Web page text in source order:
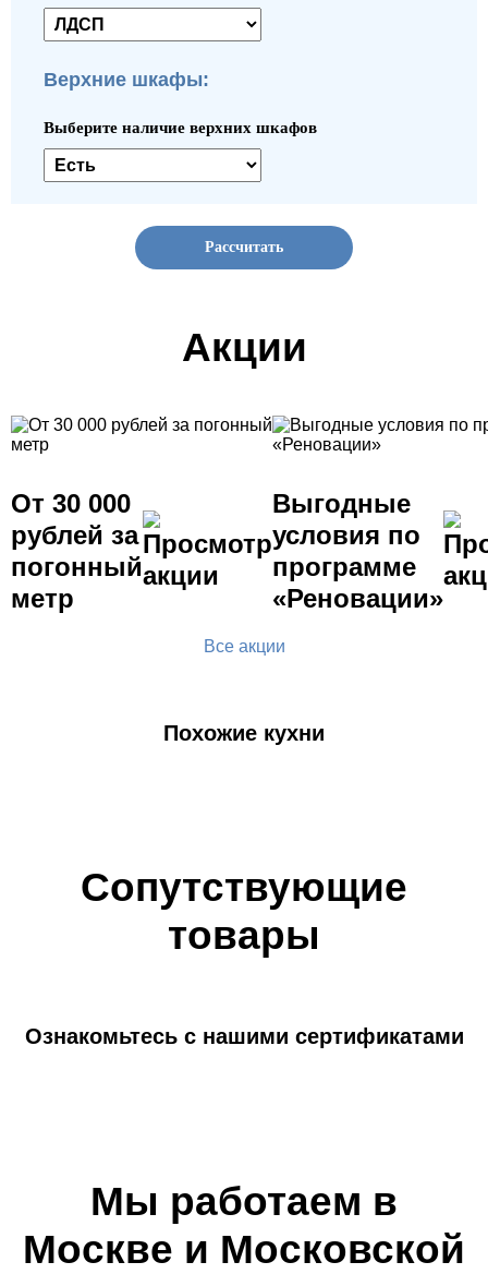
Верхние шкафы:
Выберите наличие верхних шкафов
Рассчитать
Акции
От 30 000
рублей за
погонный
метр
Выгодные
условия по
программе
«Реновации»
Все акции
Похожие кухни
Сопутствующие
товары
Ознакомьтесь с нашими сертификатами
Мы работаем в
Москве и Московской